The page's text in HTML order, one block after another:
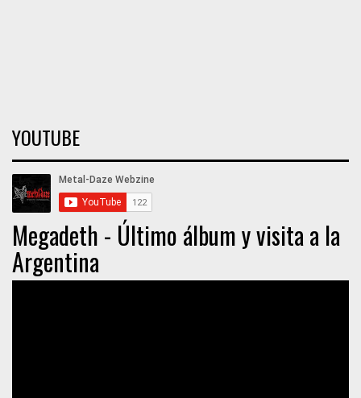
YOUTUBE
Megadeth - Último álbum y visita a la
Argentina